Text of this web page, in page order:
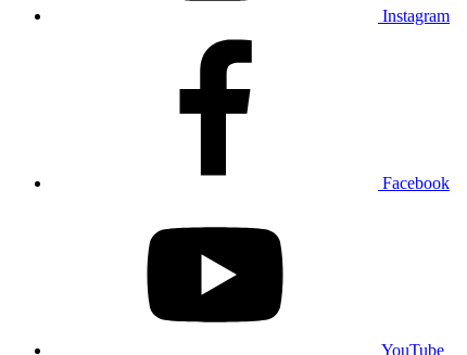
Instagram
Facebook
YouTube